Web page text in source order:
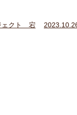
ェクト 宕